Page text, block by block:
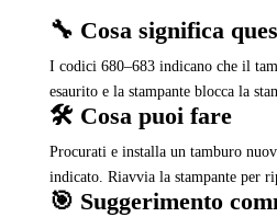
🔧 Cosa significa
I codici 680–683 indicano che il
esaurito e la stampante blocca la
🛠️ Cosa puoi fare
Procurati e installa un tamburo
indicato. Riavvia la stampante per
🎯 Suggerimento